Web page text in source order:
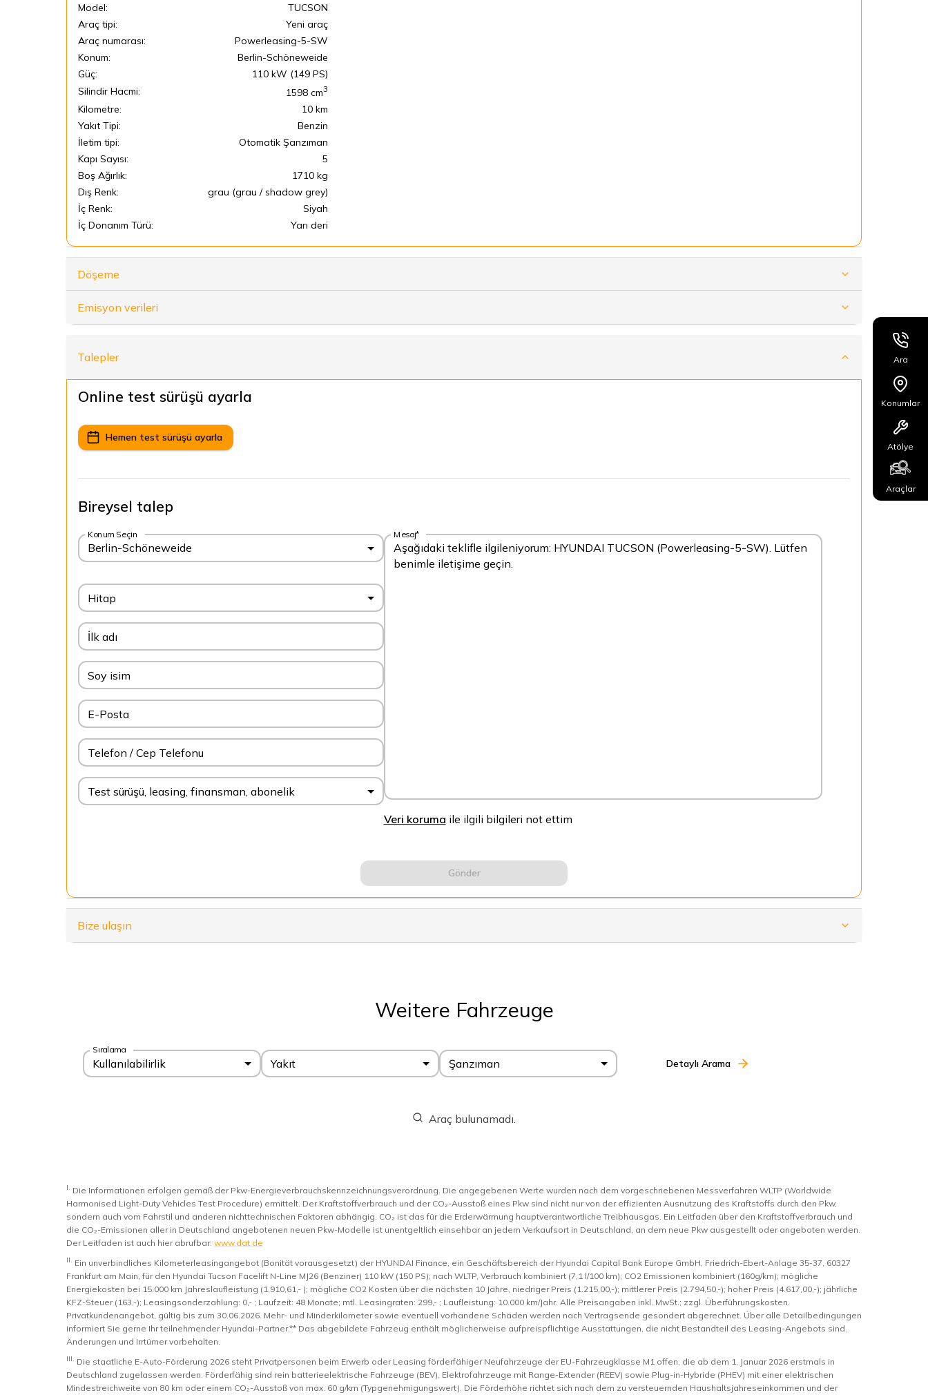
Model:
TUCSON
Araç tipi:
Yeni araç
Araç numarası:
Powerleasing-5-SW
Konum:
Berlin-Schöneweide
Güç:
110 kW (149 PS)
Silindir Hacmi:
1598 cm3
Kilometre:
10 km
Yakıt Tipi:
Benzin
İletim tipi:
Otomatik Şanzıman
Kapı Sayısı:
5
Boş Ağırlık:
1710 kg
Dış Renk:
grau (grau / shadow grey)
İç Renk:
Siyah
İç Donanım Türü:
Yarı deri
Döşeme
Emisyon verileri
Talepler
Online test sürüşü ayarla
Hemen test sürüşü ayarla
Bireysel talep
Konum Seçin
Berlin-Schöneweide
Hitap
İlk adı
Soy isim
E-Posta
Telefon / Cep Telefonu
Test sürüşü, leasing, finansman, abonelik
Mesaj*
Veri koruma ile ilgili bilgileri not ettim
Gönder
Bize ulaşın
Weitere Fahrzeuge
Sıralama
Kullanılabilirlik Yakıt Şanzıman Detaylı Arama
Araç bulunamadı.
I. Die Informationen erfolgen gemäß der Pkw-Energieverbrauchskennzeichnungsverordnung. Die angegebenen Werte wurden nach dem vorgeschriebenen Messverfahren WLTP (Worldwide
Harmonised Light-Duty Vehicles Test Procedure) ermittelt. Der Kraftstoffverbrauch und der CO₂-Ausstoß eines Pkw sind nicht nur von der effizienten Ausnutzung des Kraftstoffs durch den Pkw,
sondern auch vom Fahrstil und anderen nichttechnischen Faktoren abhängig. CO₂ ist das für die Erderwärmung hauptverantwortliche Treibhausgas. Ein Leitfaden über den Kraftstoffverbrauch und
die CO₂-Emissionen aller in Deutschland angebotenen neuen Pkw-Modelle ist unentgeltlich einsehbar an jedem Verkaufsort in Deutschland, an dem neue Pkw ausgestellt oder angeboten werden.
Der Leitfaden ist auch hier abrufbar: www.dat.de
II. Ein unverbindliches Kilometerleasingangebot (Bonität vorausgesetzt) der HYUNDAI Finance, ein Geschäftsbereich der Hyundai Capital Bank Europe GmbH, Friedrich-Ebert-Anlage 35-37, 60327
Frankfurt am Main, für den Hyundai Tucson Facelift N-Line MJ26 (Benziner) 110 kW (150 PS); nach WLTP, Verbrauch kombiniert (7,1 l/100 km); CO2 Emissionen kombiniert (160g/km); mögliche
Energiekosten bei 15.000 km Jahreslaufleistung (1.910,61,- ); mögliche CO2 Kosten über die nächsten 10 Jahre, niedriger Preis (1.215,00,-); mittlerer Preis (2.794,50,-); hoher Preis (4.617,00,-); jährliche
KFZ-Steuer (163,-); Leasingsonderzahlung: 0,- ; Laufzeit: 48 Monate; mtl. Leasingraten: 299,- ; Laufleistung: 10.000 km/Jahr. Alle Preisangaben inkl. MwSt.; zzgl. Überführungskosten.
Privatkundenangebot, gültig bis zum 30.06.2026. Mehr- und Minderkilometer sowie eventuell vorhandene Schäden werden nach Vertragsende gesondert abgerechnet. Über alle Detailbedingungen
informiert Sie gerne Ihr teilnehmender Hyundai-Partner.** Das abgebildete Fahrzeug enthält möglicherweise aufpreispflichtige Ausstattungen, die nicht Bestandteil des Leasing-Angebots sind.
Änderungen und Irrtümer vorbehalten.
III. Die staatliche E-Auto-Förderung 2026 steht Privatpersonen beim Erwerb oder Leasing förderfähiger Neufahrzeuge der EU-Fahrzeugklasse M1 offen, die ab dem 1. Januar 2026 erstmals in
Deutschland zugelassen werden. Förderfähig sind rein batterieelektrische Fahrzeuge (BEV), Elektrofahrzeuge mit Range-Extender (REEV) sowie Plug-in-Hybride (PHEV) mit einer elektrischen
Mindestreichweite von 80 km oder einem CO₂-Ausstoß von max. 60 g/km (Typgenehmigungswert). Die Förderhöhe richtet sich nach dem zu versteuernden Haushaltsjahreseinkommen und der
Ara
Konumlar
Atölye
Araçlar